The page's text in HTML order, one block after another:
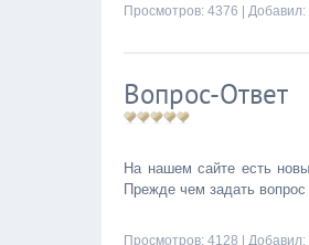
Просмотров: 4376 | Добавил:
Вопрос-Ответ
На нашем сайте есть
Прежде чем задать
Просмотров: 4128 | Добавил: